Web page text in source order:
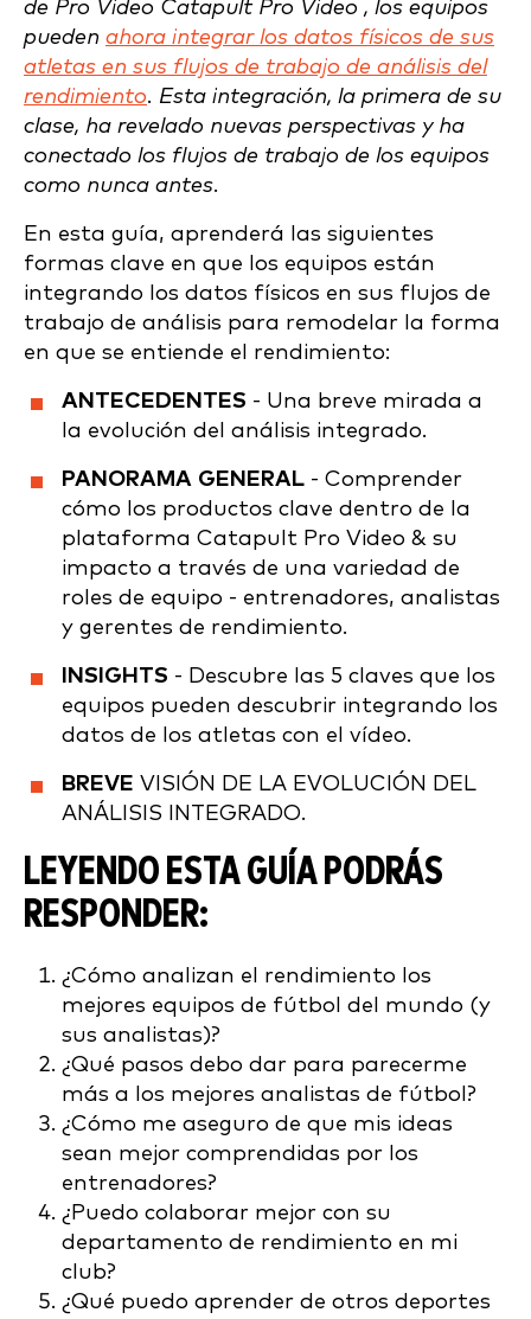
de Pro Video Catapult Pro Video , los equipos
pueden ahora integrar los datos físicos de sus
atletas en sus flujos de trabajo de análisis del
rendimiento. Esta integración, la primera de su
clase, ha revelado nuevas perspectivas y ha
conectado los flujos de trabajo de los equipos
como nunca antes.
En esta guía, aprenderá las siguientes
formas clave en que los equipos están
integrando los datos físicos en sus flujos de
trabajo de análisis para remodelar la forma
en que se entiende el rendimiento:
ANTECEDENTES - Una breve mirada a
la evolución del análisis integrado.
PANORAMA GENERAL - Comprender
cómo los productos clave dentro de la
plataforma Catapult Pro Video & su
impacto a través de una variedad de
roles de equipo - entrenadores, analistas
y gerentes de rendimiento.
INSIGHTS - Descubre las 5 claves que los
equipos pueden descubrir integrando los
datos de los atletas con el vídeo.
BREVE VISIÓN DE LA EVOLUCIÓN DEL
ANÁLISIS INTEGRADO.
LEYENDO ESTA GUÍA PODRÁS
RESPONDER:
¿Cómo analizan el rendimiento los
mejores equipos de fútbol del mundo (y
sus analistas)?
¿Qué pasos debo dar para parecerme
más a los mejores analistas de fútbol?
¿Cómo me aseguro de que mis ideas
sean mejor comprendidas por los
entrenadores?
¿Puedo colaborar mejor con su
departamento de rendimiento en mi
club?
¿Qué puedo aprender de otros deportes